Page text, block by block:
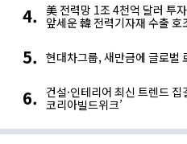
美 전력망 1조 4천억 달러 투
앞세운 韓 전력기자재 수출 호
현대차그룹, 새만금에 글로벌
건설·인테리어 최신 트렌드
코리아빌드위크’